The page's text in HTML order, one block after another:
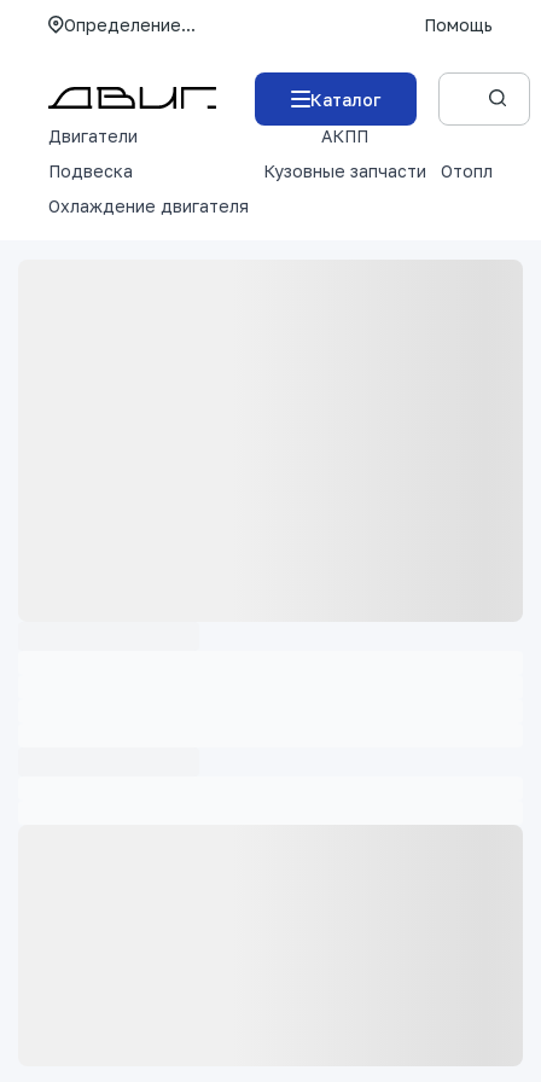
Определение... Помощь
Каталог
Двигатели
АКПП
Подвеска
Кузовные запчасти
Отопление
Охлаждение двигателя